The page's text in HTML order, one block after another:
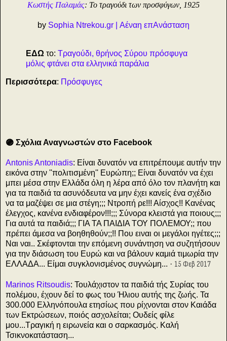
Κωστής Παλαμάς: Το τραγούδι των προσφύγων, 1925
by Sophia Ntrekou.gr | Αέναη επΑνάσταση
ΕΔΩ το: Τραγούδι, θρήνος Σύρου πρόσφυγα
μόλις φτάνει στα ελληνικά παράλια
Περισσότερα: Πρόσφυγες
🟣 Σχόλια Αναγνωστών στο Facebook
Antonis Antoniadis: Είναι δυνατόν να επιτρέπουμε αυτήν την
εικόνα στην ''πολιτισμένη'' Ευρώπη;; Είναι δυνατόν να έχει
μπει μέσα στην Ελλάδα όλη η λέρα από όλο τον πλανήτη και
για τα παιδιά τα ασυνόδευτα να μην έχει κανείς ένα σχέδιο
να τα μαζέψει σε μια στέγη;;; Ντροπή ρε!!! Αίσχος!! Κανένας
έλεγχος, κανένα ενδιαφέρον!!!;;; Σύνορα κλειστά για ποιους;;;
Για αυτά τα παιδιά;;; ΓΙΑ ΤΑ ΠΑΙΔΙΑ ΤΟΥ ΠΟΛΕΜΟΥ;; που
πρέπει άμεσα να βοηθηθούν;;!! Που ειναι οι μεγάλοι ηγέτες;;;
Ναι ναι.. Σκέφτονται την επόμενη συνάντηση να συζητήσουν
για την διάσωση του Ευρώ και να βάλουν καμιά τιμωρία την
ΕΛΛΑΔΑ... Είμαι συγκλονισμένος συγνώμη... · 15 Φεβ 2017
Marinos Ritsoudis: Τουλάχιστον τα παιδιά τής Συρίας του
πολέμου, έχουν δεί το φως του Ήλιου αυτής της ζωής. Τα
300.000 Ελληνόπουλα ετησίως που ρίχνονται στον Καιάδα
των Εκτρώσεων, ποιός ασχολείται; Ουδείς φίλε
μου...Τραγική η ειρωνεία και ο σαρκασμός. Καλή
Τσικνοκατάσταση...